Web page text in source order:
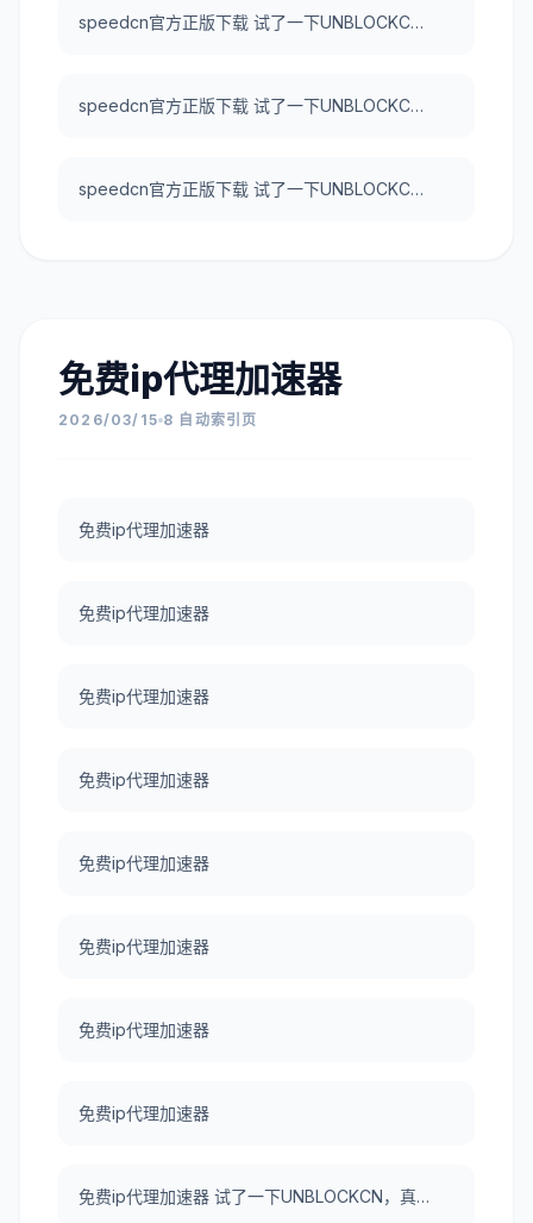
speedcn官方正版下载 试了一下UNBLOCKCN，真好用。
speedcn官方正版下载 试了一下UNBLOCKCN，真好用。
speedcn官方正版下载 试了一下UNBLOCKCN，真好用。
免费ip代理加速器
2026/03/15 8 自动索引页
免费ip代理加速器
免费ip代理加速器
免费ip代理加速器
免费ip代理加速器
免费ip代理加速器
免费ip代理加速器
免费ip代理加速器
免费ip代理加速器
免费ip代理加速器 试了一下UNBLOCKCN，真好用。